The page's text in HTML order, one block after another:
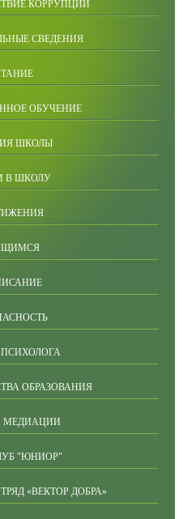
КОРРУПЦИИ
СВЕДЕНИЯ
ОБУЧЕНИЕ
ШКОЛЫ
В ШКОЛУ
ОБРАЗОВАНИЯ
МЕДИАЦИИ
"ЮНИОР"
«ВЕКТОР ДОБРА»